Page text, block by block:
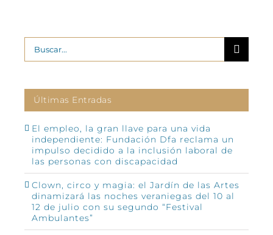
Buscar:
Últimas Entradas
El empleo, la gran llave para una vida
independiente: Fundación Dfa reclama un
impulso decidido a la inclusión laboral de
las personas con discapacidad
Clown, circo y magia: el Jardín de las Artes
dinamizará las noches veraniegas del 10 al
12 de julio con su segundo “Festival
Ambulantes”